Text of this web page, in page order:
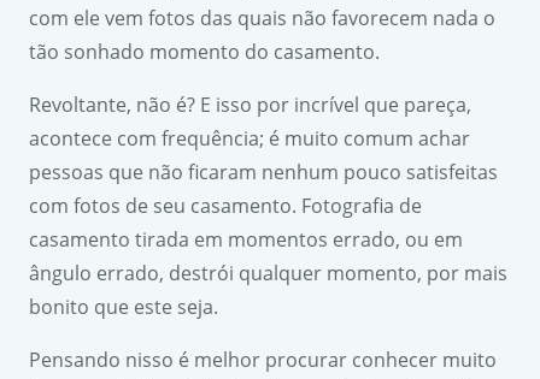
com ele vem fotos das quais não favorecem nada o
tão sonhado momento do casamento.
Revoltante, não é? E isso por incrível que pareça,
acontece com frequência; é muito comum achar
pessoas que não ficaram nenhum pouco satisfeitas
com fotos de seu casamento. Fotografia de
casamento tirada em momentos errado, ou em
ângulo errado, destrói qualquer momento, por mais
bonito que este seja.
Pensando nisso é melhor procurar conhecer muito